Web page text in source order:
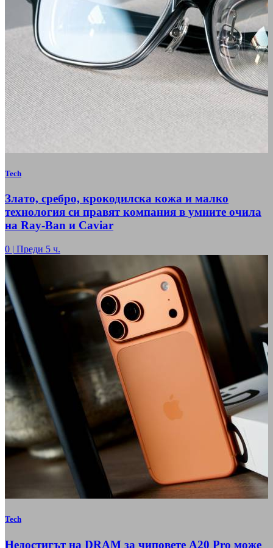
Tech
Злато, сребро, крокодилска кожа и малко
технология си правят компания в умните очила
на Ray-Ban и Caviar
0 | Преди 5 ч.
Tech
Недостигът на DRAM за чиповете A20 Pro може